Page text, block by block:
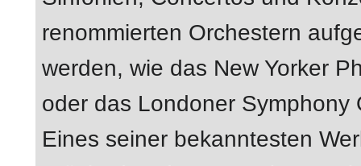
renommierten Orchestern
werden, wie das New Yorker
oder das Londoner Symphony
Eines seiner bekanntesten